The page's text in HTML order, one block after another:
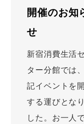
開催のお知
せ
新宿消費生活
ター分館では
記イベントを
する運びとな
した。お一人